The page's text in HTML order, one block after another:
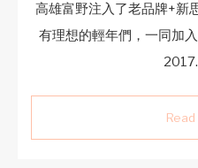
高雄富野注入了老品牌+新
有理想的輕年們，一同加